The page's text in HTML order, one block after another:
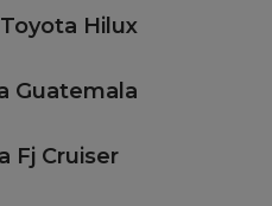
Hilux
Guatemala
Fj Cruiser